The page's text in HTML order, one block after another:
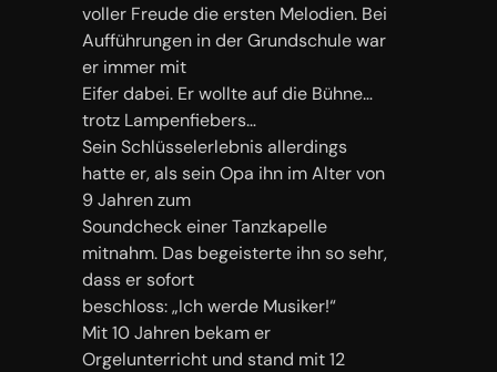
voller Freude die ersten Melodien. Bei
Aufführungen in der Grundschule war
er immer mit
Eifer dabei. Er wollte auf die Bühne…
trotz Lampenfiebers…
Sein Schlüsselerlebnis allerdings
hatte er, als sein Opa ihn im Alter von
9 Jahren zum
Soundcheck einer Tanzkapelle
mitnahm. Das begeisterte ihn so sehr,
dass er sofort
beschloss: „Ich werde Musiker!“
Mit 10 Jahren bekam er
Orgelunterricht und stand mit 12